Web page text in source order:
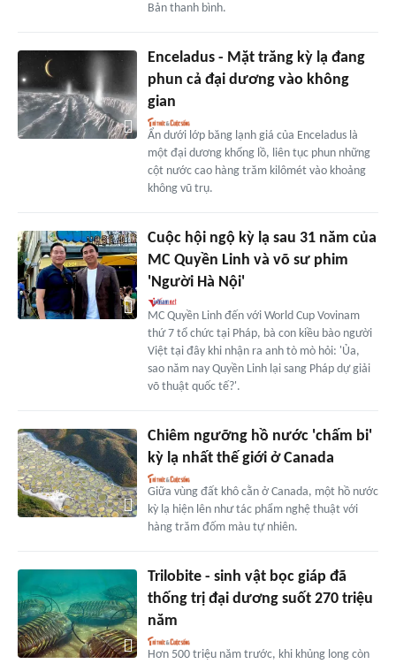
Bản thanh bình.
Enceladus - Mặt trăng kỳ lạ đang
phun cả đại dương vào không
gian
Ẩn dưới lớp băng lạnh giá của Enceladus là
một đại dương khổng lồ, liên tục phun những
cột nước cao hàng trăm kilômét vào khoảng
không vũ trụ.
Cuộc hội ngộ kỳ lạ sau 31 năm của
MC Quyền Linh và võ sư phim
'Người Hà Nội'
MC Quyền Linh đến với World Cup Vovinam
thứ 7 tổ chức tại Pháp, bà con kiều bào người
Việt tại đây khi nhận ra anh tò mò hỏi: 'Ủa,
sao năm nay Quyền Linh lại sang Pháp dự giải
võ thuật quốc tế?'.
Chiêm ngưỡng hồ nước 'chấm bi'
kỳ lạ nhất thế giới ở Canada
Giữa vùng đất khô cằn ở Canada, một hồ nước
kỳ lạ hiện lên như tác phẩm nghệ thuật với
hàng trăm đốm màu tự nhiên.
Trilobite - sinh vật bọc giáp đã
thống trị đại dương suốt 270 triệu
năm
Hơn 500 triệu năm trước, khi khủng long còn